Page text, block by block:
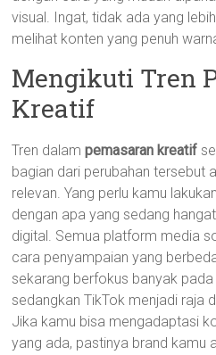
visual. Ingat, tidak ada yang
melihat konten yang penuh
Mengikuti Tren
Kreatif
Tren dalampemasaran kreatif
bagian dari perubahan tersebut
relevan. Yang perlu kamu
dengan apa yang sedang
digital. Semua platform media
cara penyampaian yang
sekarang berfokus banyak
sedangkan TikTok menjadi raja
Jika kamu bisa mengadaptasi
yang ada, pastinya brand kamu